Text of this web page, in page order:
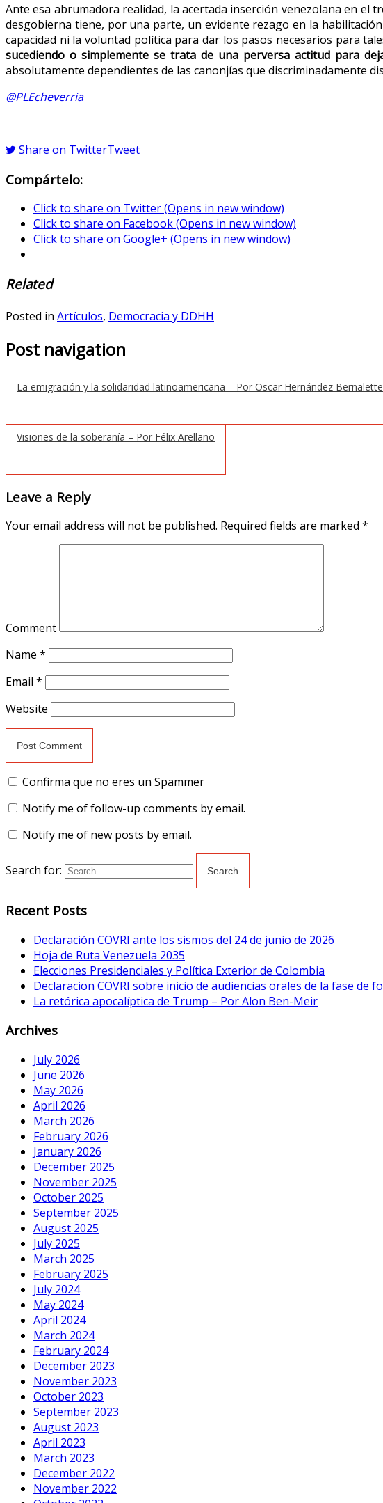
Ante esa abrumadora realidad, la acertada inserción venezolana en
desgobierna tiene, por una parte, un evidente rezago en la
capacidad ni la voluntad política para dar los pasos necesarios para
sucediendo o simplemente se trata de una perversa actitud para
absolutamente dependientes de las canonjías que discriminadamente
@PLEcheverria
Share on TwitterTweet
Compártelo:
Click to share on Twitter (Opens in new window)
Click to share on Facebook (Opens in new window)
Click to share on Google+ (Opens in new window)
Related
Posted in Artículos, Democracia y DDHH
Post navigation
La emigración y la solidaridad latinoamericana – Por Oscar Hernández Bernalette
Visiones de la soberanía – Por Félix Arellano
Leave a Reply
Your email address will not be published. Required fields are marked *
Comment
Name *
Email *
Website
Confirma que no eres un Spammer
Notify me of follow-up comments by email.
Notify me of new posts by email.
Search for:
Recent Posts
Declaración COVRI ante los sismos del 24 de junio de 2026
Hoja de Ruta Venezuela 2035
Elecciones Presidenciales y Política Exterior de Colombia
Declaracion COVRI sobre inicio de audiencias orales de la fase de
La retórica apocalíptica de Trump – Por Alon Ben-Meir
Archives
July 2026
June 2026
May 2026
April 2026
March 2026
February 2026
January 2026
December 2025
November 2025
October 2025
September 2025
August 2025
July 2025
March 2025
February 2025
July 2024
May 2024
April 2024
March 2024
February 2024
December 2023
November 2023
October 2023
September 2023
August 2023
April 2023
March 2023
December 2022
November 2022